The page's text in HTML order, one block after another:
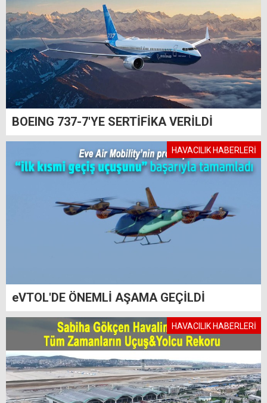
BOEING 737-7'YE SERTİFİKA VERİLDİ
HAVACILIK HABERLERİ
eVTOL'DE ÖNEMLİ AŞAMA GEÇİLDİ
HAVACILIK HABERLERİ